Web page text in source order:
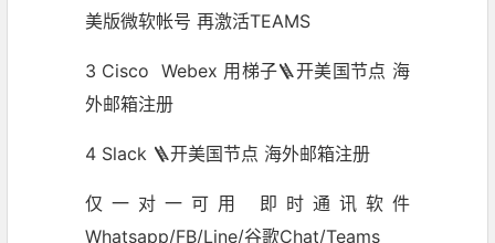
美版微软帐号 再激活TEAMS
3 Cisco Webex 用梯子🪜开美国节点 海
外邮箱注册
4 Slack 🪜开美国节点 海外邮箱注册
仅一对一可用 即时通讯软件
Whatsapp/FB/Line/谷歌Chat/Teams